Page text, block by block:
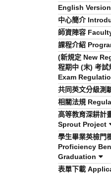
English Version
中心簡介
師資陣容
課程介紹
(新規定 New
程期中 (末) 考
Exam
共同英文分級測
相關法規
高等教育深耕
Sprout Project
學生畢業英檢門
Proficiency
Graduation
表單下載